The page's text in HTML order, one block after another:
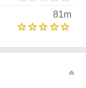
81m